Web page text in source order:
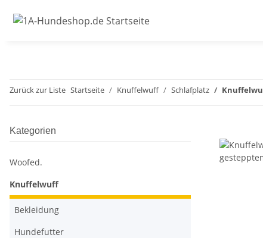
Zurück zur Liste Startseite Knuffelwuff Schlafplatz
Kategorien
Woofed.
Knuffelwuff
Bekleidung
Hundefutter